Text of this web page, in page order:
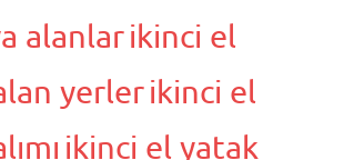
alanlarikinci el
yerlerikinci el
ikinci el yatak